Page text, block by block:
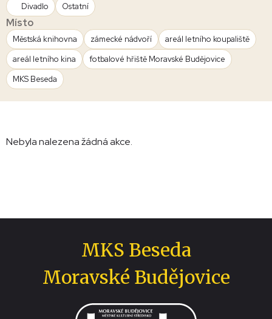
Divadlo
Ostatní
Místo
Městská knihovna zámecké nádvoří
areál letního koupaliště
areál letního kina
fotbalové hřiště Moravské Budějovice
MKS Beseda
Nebyla nalezena žádná akce.
MKS Beseda
Moravské Budějovice